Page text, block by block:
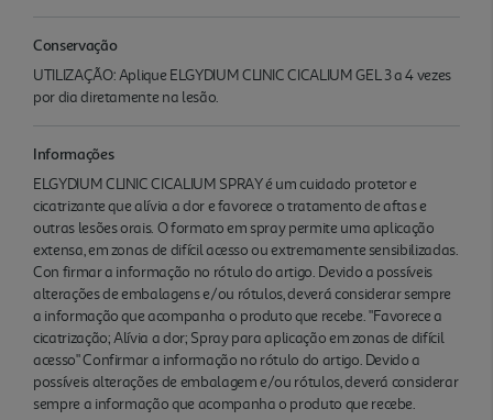
Conservação
UTILIZAÇÃO: Aplique ELGYDIUM CLINIC CICALIUM GEL 3 a 4 vezes
por dia diretamente na lesão.
Informações
ELGYDIUM CLINIC CICALIUM SPRAY é um cuidado protetor e
cicatrizante que alívia a dor e favorece o tratamento de aftas e
outras lesões orais. O formato em spray permite uma aplicação
extensa, em zonas de difícil acesso ou extremamente sensibilizadas.
Con firmar a informação no rótulo do artigo. Devido a possíveis
alterações de embalagens e/ou rótulos, deverá considerar sempre
a informação que acompanha o produto que recebe. "Favorece a
cicatrização; Alívia a dor; Spray para aplicação em zonas de difícil
acesso" Confirmar a informação no rótulo do artigo. Devido a
possíveis alterações de embalagem e/ou rótulos, deverá considerar
sempre a informação que acompanha o produto que recebe.